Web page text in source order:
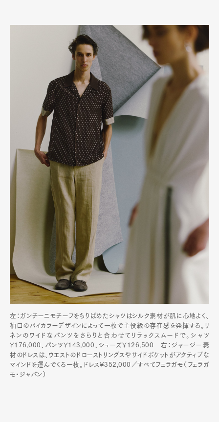
左：ガンチーニモチーフをちりばめたシャツはシルク素材が肌に心地よく、
袖口のバイカラーデザインによって一枚で主役級の存在感を発揮する。リ
ネンのワイドなパンツをさらりと合わせてリラックスムードで。シャツ
¥176,000、パンツ¥143,000、シューズ¥126,500 右：ジャージー素
材のドレスは、ウエストのドローストリングスやサイドポケットがアクティブな
マインドを運んでくる一枚。ドレス¥352,000／すべてフェラガモ（フェラガ
モ・ジャパン）